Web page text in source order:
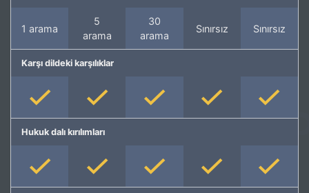
1 arama
5
arama
30
arama
Sınırsız Sınırsız
Karşı dildeki karşılıklar
Hukuk dalı kırılımları